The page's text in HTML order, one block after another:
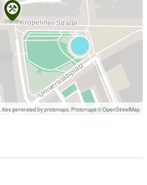
tiles generated by protomaps Protomaps©OpenStreetMap